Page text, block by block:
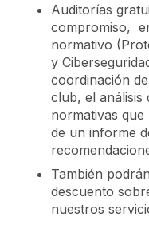
Auditorías
compromiso,
normativo
y
coordinación
club, el análisis
normativas
de un informe
También
descuento
nuestros